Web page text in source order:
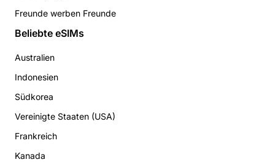
Freunde werben Freunde
Beliebte eSIMs
Australien
Indonesien
Südkorea
Vereinigte Staaten (USA)
Frankreich
Kanada